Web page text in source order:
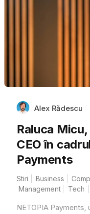
Alex Rădescu
Raluca
CEO în
Payments
Stiri Business
Management
Tech
NETOPIA Payments,